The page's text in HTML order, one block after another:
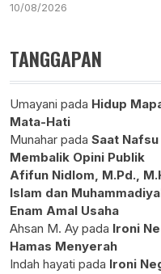
10/08/2026
TANGGAPAN
Umayani pada Hidup
Mata-Hati
Munahar pada Saat
Membalik Opini Publik
Afifun Nidlom, M.Pd.,
Islam dan
Enam Amal Usaha
Ahsan M. Ay pada Ironi
Hamas Menyerah
Indah hayati pada Ironi